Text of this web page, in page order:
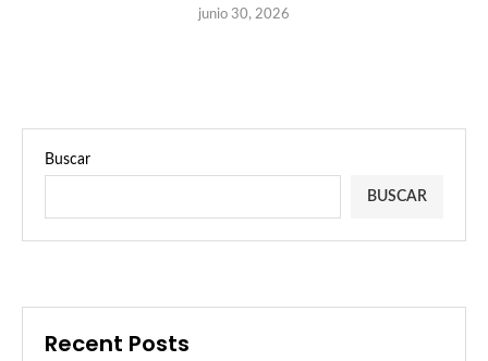
junio 30, 2026
Buscar
BUSCAR
Recent Posts